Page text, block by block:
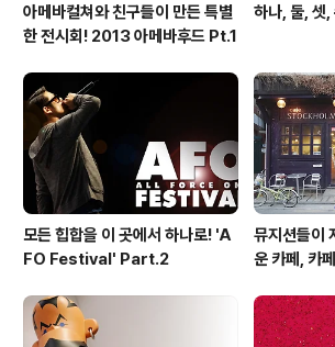
아메바컬쳐와 친구들이 만든 특별
한 전시회! 2013 아메바후드 Pt.1
하나, 둘, 셋,
모든 힙합을 이 곳에서 하나로! 'A
FO Festival' Part.2
뮤지션들이
운 카페, 카